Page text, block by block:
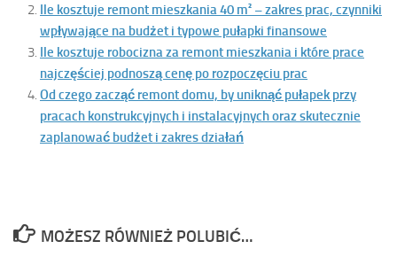
Ile kosztuje remont mieszkania 40 m² – zakres prac, czynniki
wpływające na budżet i typowe pułapki finansowe
Ile kosztuje robocizna za remont mieszkania i które prace
najczęściej podnoszą cenę po rozpoczęciu prac
Od czego zacząć remont domu, by uniknąć pułapek przy
pracach konstrukcyjnych i instalacyjnych oraz skutecznie
zaplanować budżet i zakres działań
MOŻESZ RÓWNIEŻ POLUBIĆ…